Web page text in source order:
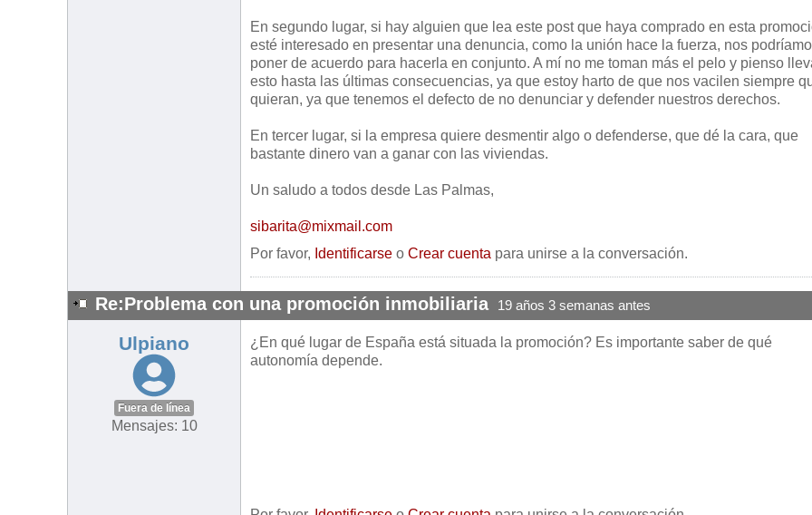
En segundo lugar, si hay alguien que lea este post que haya comprado en esta
esté interesado en presentar una denuncia, como la unión hace la fuerza, nos
poner de acuerdo para hacerla en conjunto. A mí no me toman más el pelo y pienso
esto hasta las últimas consecuencias, ya que estoy harto de que nos vacilen siempre
quieran, ya que tenemos el defecto de no denunciar y defender nuestros derechos.
En tercer lugar, si la empresa quiere desmentir algo o defenderse, que dé la cara, que
bastante dinero van a ganar con las viviendas.
Un saludo a todos desde Las Palmas,
sibarita@mixmail.com
Por favor, Identificarse o Crear cuenta para unirse a la conversación.
Re:Problema con una promoción inmobiliaria 19 años 3 semanas antes
Ulpiano
Fuera de línea
Mensajes: 10
¿En qué lugar de España está situada la promoción? Es importante saber de qué
autonomía depende.